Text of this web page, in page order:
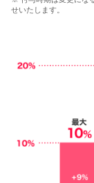
せいたします。